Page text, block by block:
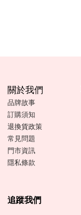
關於我們
品牌故事
訂購須知
退換貨政策
常見問題
門市資訊
隱私條款
追蹤我們